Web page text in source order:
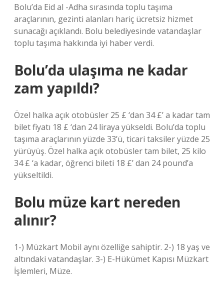
Bolu’da Eid al -Adha sırasında toplu taşıma
araçlarının, gezinti alanları hariç ücretsiz hizmet
sunacağı açıklandı. Bolu belediyesinde vatandaşlar
toplu taşıma hakkında iyi haber verdi.
Bolu’da ulaşıma ne kadar
zam yapıldı?
Özel halka açık otobüsler 25 £ ‘dan 34 £’ a kadar tam
bilet fiyatı 18 £ ‘dan 24 liraya yükseldi. Bolu’da toplu
taşıma araçlarının yüzde 33’ü, ticari taksiler yüzde 25
yürüyüş. Özel halka açık otobüsler tam bilet, 25 kilo
34 £ ‘a kadar, öğrenci bileti 18 £’ dan 24 pound’a
yükseltildi.
Bolu müze kart nereden
alınır?
1-) Müzkart Mobil aynı özelliğe sahiptir. 2-) 18 yaş ve
altındaki vatandaşlar. 3-) E-Hükümet Kapısı Müzkart
İşlemleri, Müze.